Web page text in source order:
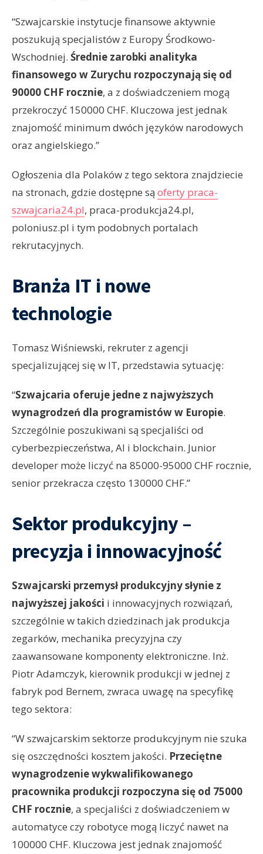
“Szwajcarskie instytucje finansowe aktywnie
poszukują specjalistów z Europy Środkowo-
Wschodniej. Średnie zarobki analityka
finansowego w Zurychu rozpoczynają się od
90000 CHF rocznie, a z doświadczeniem mogą
przekroczyć 150000 CHF. Kluczowa jest jednak
znajomość minimum dwóch języków narodowych
oraz angielskiego.”
Ogłoszenia dla Polaków z tego sektora znajdziecie
na stronach, gdzie dostępne są oferty praca-
szwajcaria24.pl, praca-produkcja24.pl,
poloniusz.pl i tym podobnych portalach
rekrutacyjnych.
Branża IT i nowe
technologie
Tomasz Wiśniewski, rekruter z agencji
specjalizującej się w IT, przedstawia sytuację:
“Szwajcaria oferuje jedne z najwyższych
wynagrodzeń dla programistów w Europie.
Szczególnie poszukiwani są specjaliści od
cyberbezpieczeństwa, AI i blockchain. Junior
developer może liczyć na 85000-95000 CHF rocznie,
senior przekracza często 130000 CHF.”
Sektor produkcyjny –
precyzja i innowacyjność
Szwajcarski przemysł produkcyjny słynie z
najwyższej jakości i innowacyjnych rozwiązań,
szczególnie w takich dziedzinach jak produkcja
zegarków, mechanika precyzyjna czy
zaawansowane komponenty elektroniczne. Inż.
Piotr Adamczyk, kierownik produkcji w jednej z
fabryk pod Bernem, zwraca uwagę na specyfikę
tego sektora:
“W szwajcarskim sektorze produkcyjnym nie szuka
się oszczędności kosztem jakości. Przeciętne
wynagrodzenie wykwalifikowanego
pracownika produkcji rozpoczyna się od 75000
CHF rocznie, a specjaliści z doświadczeniem w
automatyce czy robotyce mogą liczyć nawet na
100000 CHF. Kluczowa jest jednak znajomość